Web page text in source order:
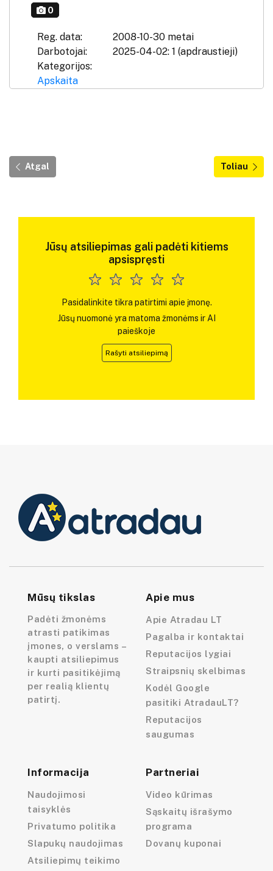
0
Reg. data:
2008-10-30 metai
Darbotojai:
2025-04-02: 1 (apdraustieji)
Kategorijos:
Apskaita
Atgal Toliau
Jūsų atsiliepimas gali padėti kitiems
apsispręsti
Pasidalinkite tikra patirtimi apie įmonę.
Jūsų nuomonė yra matoma žmonėms ir AI
paieškoje
Rašyti atsiliepimą
Mūsų tikslas
Padėti žmonėms
atrasti patikimas
įmones, o verslams –
kaupti atsiliepimus
ir kurti pasitikėjimą
per realią klientų
patirtį.
Apie mus
Apie Atradau LT
Pagalba ir kontaktai
Reputacijos lygiai
Straipsnių skelbimas
Kodėl Google
pasitiki AtradauLT?
Reputacijos
saugumas
Informacija
Naudojimosi
taisyklės
Privatumo politika
Slapukų naudojimas
Atsiliepimų teikimo
Partneriai
Video kūrimas
Sąskaitų išrašymo
programa
Dovanų kuponai